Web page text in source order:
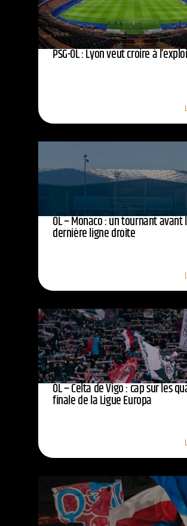
PSG-OL : Lyon veut croire à
OL – Monaco : un tournant avant
dernière ligne droite
OL – Celta de Vigo : cap sur les
finale de la Ligue Europa